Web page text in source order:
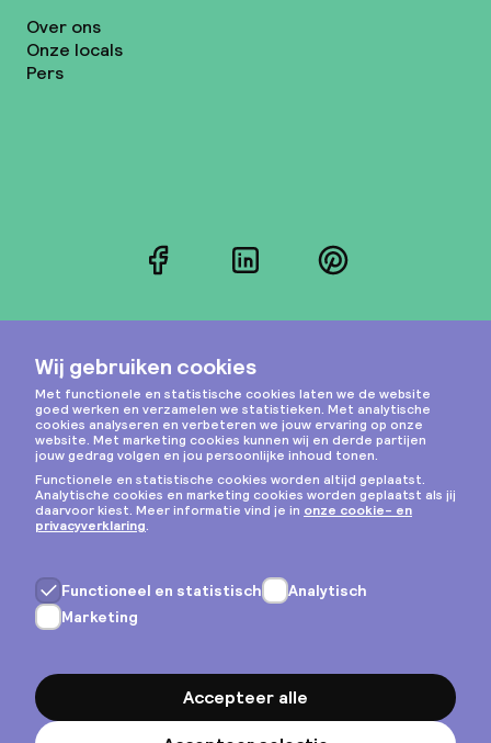
Over ons
Onze locals
Pers
FacebookLinkedInPinterest
Instagram
Privacy & cookies
Algemene voorwaarden